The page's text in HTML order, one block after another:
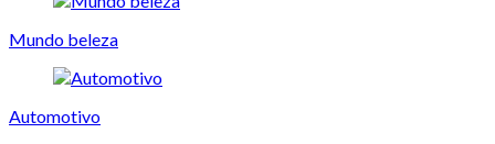
Mundo beleza
Automotivo